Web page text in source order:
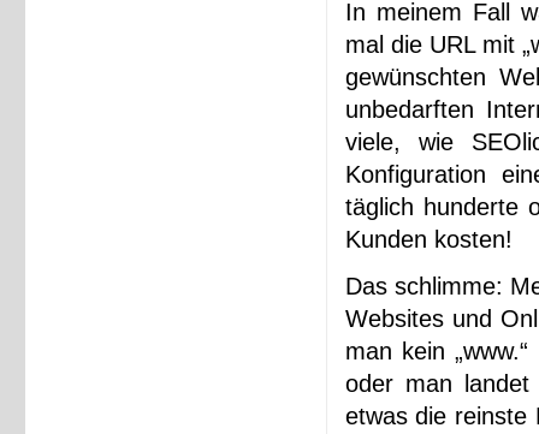
In meinem Fall
mal die URL mit
gewünschten
unbedarften
viele, wie
Konfiguration
täglich hunderte
Kunden kosten!
Das schlimme:
Websites und
man kein
oder man
etwas die reinste